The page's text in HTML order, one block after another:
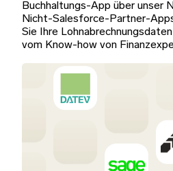
Buchhaltungs-App über unser
Nicht-Salesforce-Partner-
Sie Ihre
vom Know-how von